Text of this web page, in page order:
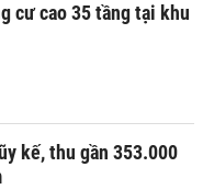
cư cao 35 tầng tại khu
kế, thu gần 353.000